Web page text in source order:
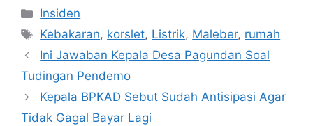
Kategori
Insiden
Tag
Kebakaran, korslet, Listrik, Maleber, rumah
Ini Jawaban Kepala Desa Pagundan Soal
Tudingan Pendemo
Kepala BPKAD Sebut Sudah Antisipasi Agar
Tidak Gagal Bayar Lagi